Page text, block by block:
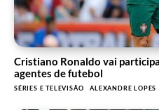
Cristiano Ronaldo vai
agentes de futebol
SÉRIES E TELEVISÃO ALEXANDRE LOPES